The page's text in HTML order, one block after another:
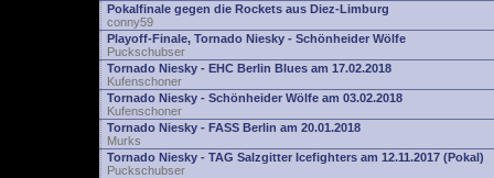
Pokalfinale gegen die Rockets aus Diez-Limburg
conny59
Playoff-Finale, Tornado Niesky - Schönheider Wölfe
Puckschubser
Tornado Niesky - EHC Berlin Blues am 17.02.2018
Kufenschoner
Tornado Niesky - Schönheider Wölfe am 03.02.2018
Kufenschoner
Tornado Niesky - FASS Berlin am 20.01.2018
Murks
Tornado Niesky - TAG Salzgitter Icefighters am 12.11.2017 (Pokal)
Puckschubser